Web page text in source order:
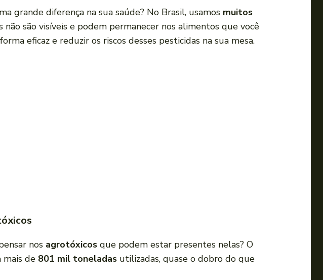
p
a
grande diferença na sua saúde? No Brasil, usamos muitos
são visíveis e podem permanecer nos alimentos que você
eficaz e reduzir os riscos desses pesticidas na sua mesa.
nos agrotóxicos que podem estar presentes nelas? O
mais de 801 mil toneladas utilizadas, quase o dobro do que